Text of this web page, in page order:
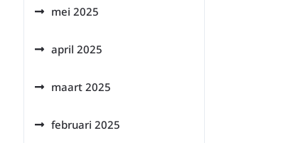
mei 2025
april 2025
maart 2025
februari 2025